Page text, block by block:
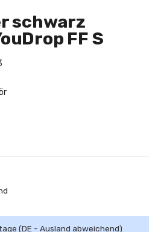
schwarz
FF S
(DE - Ausland abweichend)